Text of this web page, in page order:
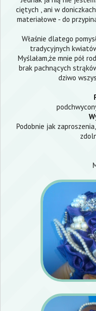
ciętych , ani w
materiałowe - do
Właśnie dlatego
tradycyjnych
Myślałam,że mnie pół
brak pachnących
dziwo
Podobnie jak